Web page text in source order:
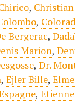
,
,
Bergerac,
Marion,
,Dr.
,Ejler Bille,
,